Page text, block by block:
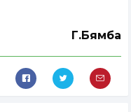
Г.Бямба